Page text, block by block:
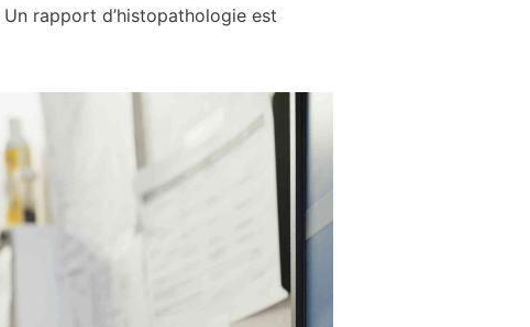
rapport d’histopathologie est